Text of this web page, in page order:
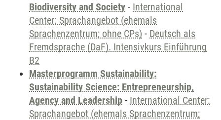
Biodiversity and Society - International
Center: Sprachangebot (ehemals
Sprachenzentrum; ohne CPs) - Deutsch als
Fremdsprache (DaF). Intensivkurs Einführung
B2
Masterprogramm Sustainability:
Sustainability Science: Entrepreneurship,
Agency and Leadership - International Center:
Sprachangebot (ehemals Sprachenzentrum;